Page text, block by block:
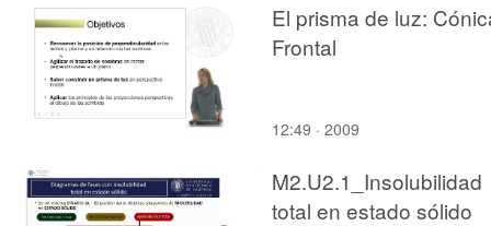
El prisma de luz:
Frontal
12:49 · 2009
M2.U2.1_Insolubilidad
total en estado sólido